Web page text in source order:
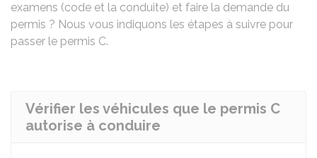
examens (code et la conduite) et faire la demande du
permis ? Nous vous indiquons les étapes à suivre pour
passer le permis C.
Vérifier les véhicules que le permis C
autorise à conduire